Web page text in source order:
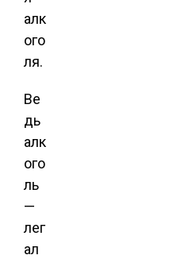
алк
ого
ля.
Ве
дь
алк
ого
ль
—
лег
ал